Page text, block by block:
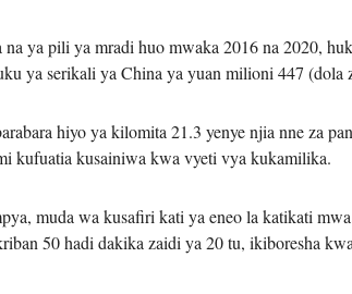
ya pili ya mradi huo mwaka 2016 na 2020,
ya serikali ya China ya yuan milioni 447
hiyo ya kilomita 21.3 yenye njia nne za
kufuatia kusainiwa kwa vyeti vya kukamilika.
muda wa kusafiri kati ya eneo la katikati
50 hadi dakika zaidi ya 20 tu, ikiboresha